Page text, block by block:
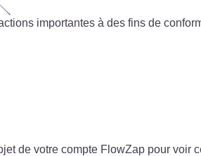
importantes à des fins de
de votre compte FlowZap pour voir